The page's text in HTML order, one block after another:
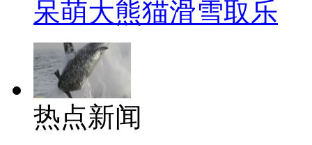
呆萌大熊猫滑雪取乐
热点新闻